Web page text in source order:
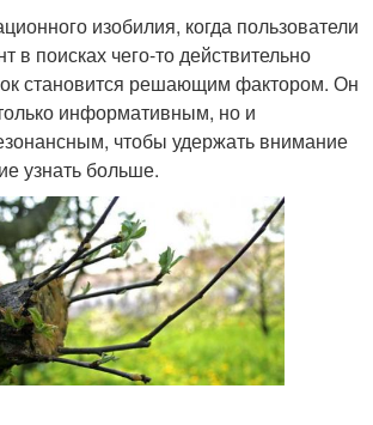
изобилия, когда пользователи
в поисках чего-то действительно
становится решающим фактором. Он
информативным, но и
чтобы удержать внимание
узнать больше.